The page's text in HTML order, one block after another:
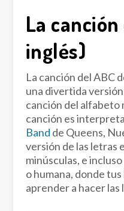
La
inglés)
La canción del ABC
una divertida versión
canción del alfabeto
canción es
Band de Queens,
versión de las letras
minúsculas, e
o humana, donde
aprender a hacer